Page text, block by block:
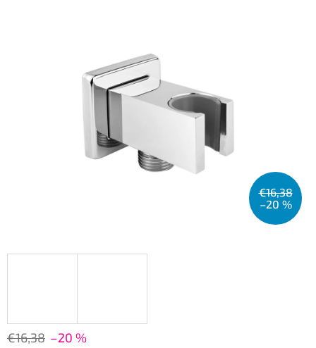
€16,38
–20 %
€16,38 –20 %